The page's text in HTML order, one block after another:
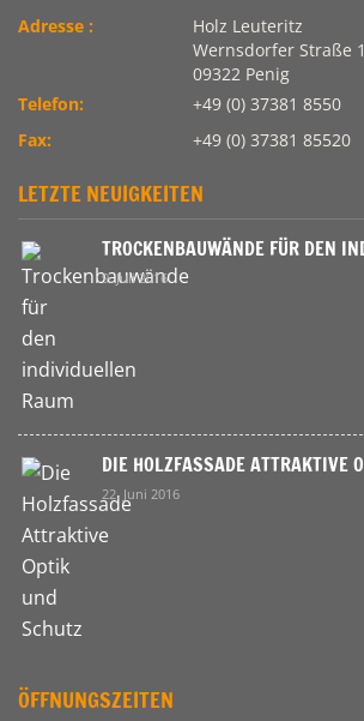
Adresse :
Holz Leuteritz
Wernsdorfer Straße
09322 Penig
Telefon:
+49 (0) 37381 8550
Fax:
+49 (0) 37381 85520
LETZTE NEUIGKEITEN
TROCKENBAUWÄNDE FÜR DEN
9. Juli 2016
DIE HOLZFASSADE ATTRAKTIVE
22. Juni 2016
ÖFFNUNGSZEITEN